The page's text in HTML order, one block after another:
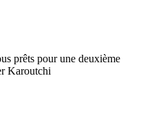
prêts pour une deuxième
Karoutchi